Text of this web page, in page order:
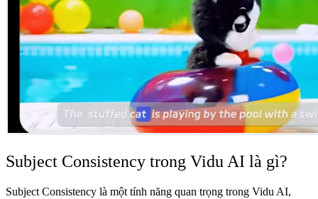
Subject Consistency trong Vidu AI là gì?
Subject Consistency là một tính năng quan trọng trong Vidu AI,